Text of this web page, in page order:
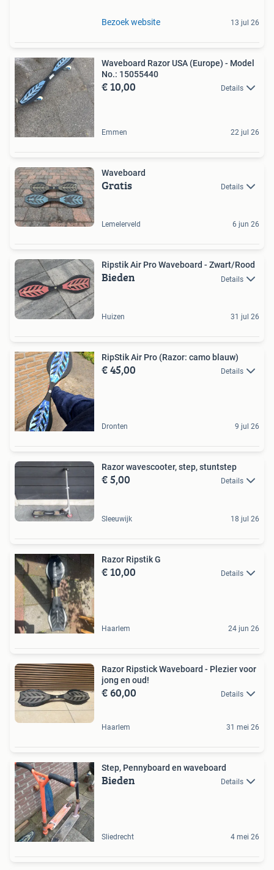
Bezoek website 13 jul 26
Waveboard Razor USA (Europe) - Model
No.: 15055440
€ 10,00 Details
Emmen 22 jul 26
Waveboard
Gratis Details
Lemelerveld 6 jun 26
Ripstik Air Pro Waveboard - Zwart/Rood
Bieden Details
Huizen 31 jul 26
RipStik Air Pro (Razor: camo blauw)
€ 45,00 Details
Dronten 9 jul 26
Razor wavescooter, step, stuntstep
€ 5,00 Details
Sleeuwijk 18 jul 26
Razor Ripstik G
€ 10,00 Details
Haarlem 24 jun 26
Razor Ripstick Waveboard - Plezier voor
jong en oud!
€ 60,00 Details
Haarlem 31 mei 26
Step, Pennyboard en waveboard
Bieden Details
Sliedrecht 4 mei 26